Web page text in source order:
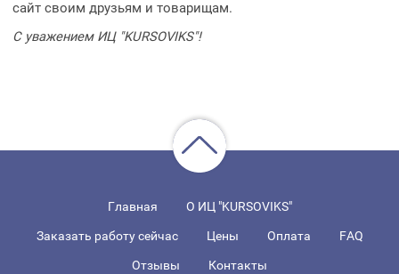
сайт своим друзьям и товарищам.
С уважением ИЦ "KURSOVIKS"!
Главная О ИЦ "KURSOVIKS"
Заказать работу сейчас Цены Оплата FAQ
Отзывы Контакты